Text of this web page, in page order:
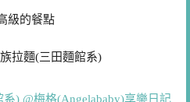
級的餐點